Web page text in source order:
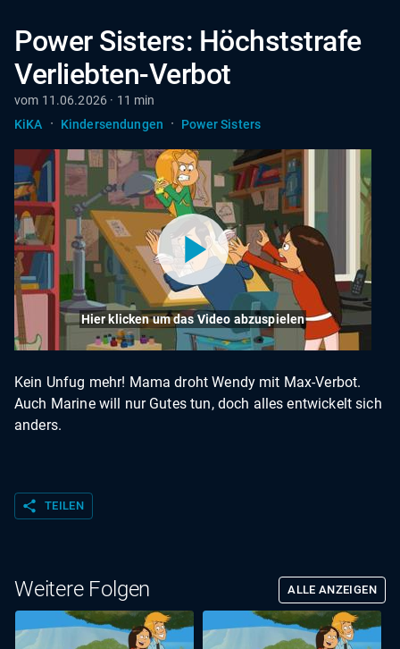
Power Sisters: Höchststrafe
Verliebten-Verbot
vom 11.06.2026 · 11 min
KiKA
· Kindersendungen · Power Sisters
Hier klicken um das Video abzuspielen
Kein Unfug mehr! Mama droht Wendy mit Max-Verbot.
Auch Marine will nur Gutes tun, doch alles entwickelt sich
anders.
share TEILEN
Weitere Folgen ALLE ANZEIGEN